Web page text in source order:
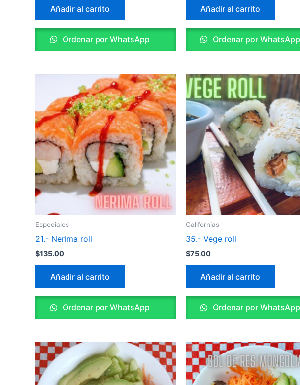
Añadir al carrito
Ordenar por WhatsApp
Añadir al carrito
Ordenar por WhatsApp
Especiales
21.- Nerima roll
$135.00
Añadir al carrito
Ordenar por WhatsApp
Californias
35.- Vege roll
$75.00
Añadir al carrito
Ordenar por WhatsApp